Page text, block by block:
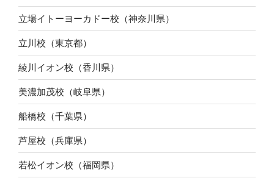
立場イトーヨーカドー校（神奈川県）
立川校（東京都）
綾川イオン校（香川県）
美濃加茂校（岐阜県）
船橋校（千葉県）
芦屋校（兵庫県）
若松イオン校（福岡県）